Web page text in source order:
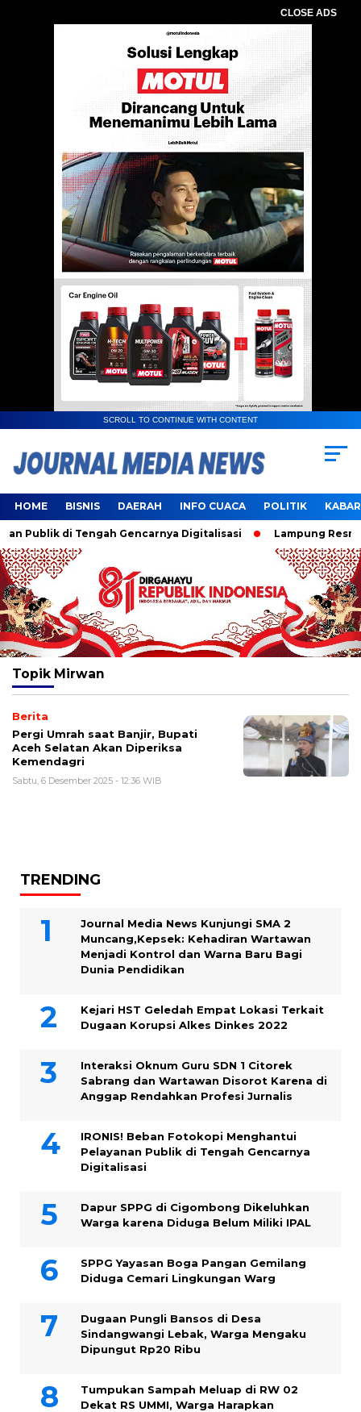
CLOSE ADS
SCROLL TO CONTINUE WITH CONTENT
HOME BISNIS DAERAH INFO CUACA POLITIK
Publik di Tengah Gencarnya Digitalisasi Lampung Resmi
Topik Mirwan
Berita
Pergi Umrah saat Banjir, Bupati
Aceh Selatan Akan Diperiksa
Kemendagri
Sabtu, 6 Desember 2025 - 12:36 WIB
TRENDING
Journal Media News Kunjungi SMA 2
Muncang,Kepsek: Kehadiran Wartawan
Menjadi Kontrol dan Warna Baru Bagi
Dunia Pendidikan
Kejari HST Geledah Empat Lokasi Terkait
Dugaan Korupsi Alkes Dinkes 2022
Interaksi Oknum Guru SDN 1 Citorek
Sabrang dan Wartawan Disorot Karena di
Anggap Rendahkan Profesi Jurnalis
IRONIS! Beban Fotokopi Menghantui
Pelayanan Publik di Tengah Gencarnya
Digitalisasi
Dapur SPPG di Cigombong Dikeluhkan
Warga karena Diduga Belum Miliki IPAL
SPPG Yayasan Boga Pangan Gemilang
Diduga Cemari Lingkungan Warg
Dugaan Pungli Bansos di Desa
Sindangwangi Lebak, Warga Mengaku
Dipungut Rp20 Ribu
Tumpukan Sampah Meluap di RW 02
Dekat RS UMMI, Warga Harapkan